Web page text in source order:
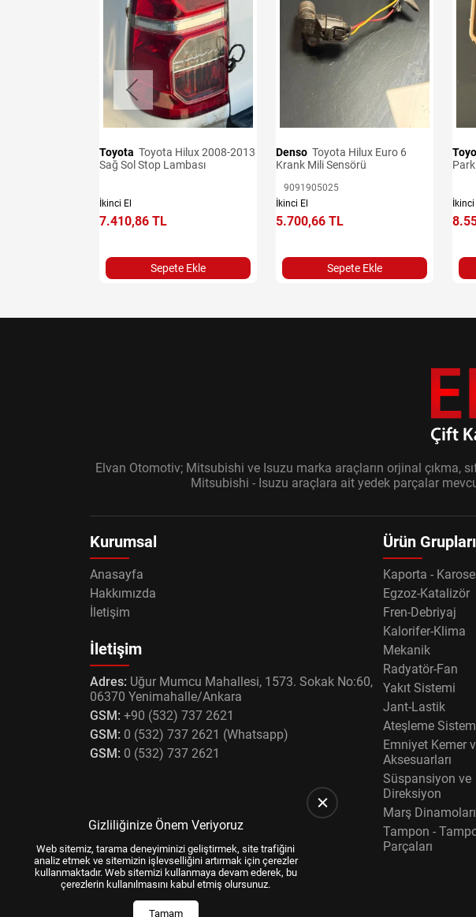
Toyota
Sağ Sol Stop Lambası
İkinci El
7.410,86 TL
Sepete Ekle
Denso Toyota Hilux Euro 6
Krank Mili Sensörü
9091905025
İkinci El
5.700,66 TL
Sepete Ekle
İkinci
Elvan Otomotiv; Mitsubishi ve Isuzu marka araçların orjinal çıkma,
Mitsubishi - Isuzu araçlara ait yedek parçalar
Kurumsal
Anasayfa
Hakkımızda
İletişim
İletişim
Adres: Uğur Mumcu Mahallesi, 1573. Sokak No:60,
06370 Yenimahalle/Ankara
GSM: +90 (532) 737 2621
GSM: 0 (532) 737 2621 (Whatsapp)
GSM: 0 (532) 737 2621
Ürün Grupları
Kaporta -
Egzoz-Katalizör
Fren-Debriyaj
Kalorifer-Klima
Mekanik
Radyatör-Fan
Yakıt Sistemi
Jant-Lastik
Ateşleme
Emniyet Kemer
Aksesuarları
Süspansiyon ve
Direksiyon
Marş Dinamoları
Tampon -
Parçaları
Gizliliğinize Önem Veriyoruz
Web sitemiz, tarama deneyiminizi geliştirmek, site trafiğini
analiz etmek ve sitemizin işlevselliğini artırmak için çerezler
kullanmaktadır. Web sitemizi kullanmaya devam ederek, bu
çerezlerin kullanılmasını kabul etmiş olursunuz.
Tamam